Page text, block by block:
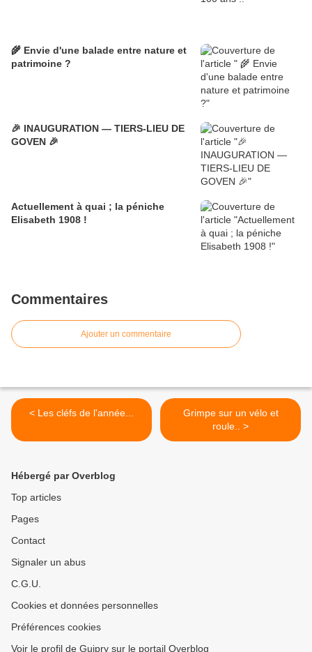
🌾 Envie d'une balade entre nature et
patrimoine ?
🎉 INAUGURATION — TIERS-LIEU DE
GOVEN 🎉
Actuellement à quai ; la péniche
Elisabeth 1908 !
Commentaires
Ajouter un commentaire
< Les cléfs de l'année...
Grimpe sur un vélo et
roule.. >
Hébergé par Overblog
Top articles
Pages
Contact
Signaler un abus
C.G.U.
Cookies et données personnelles
Préférences cookies
Voir le profil de Guipry sur le portail Overblog